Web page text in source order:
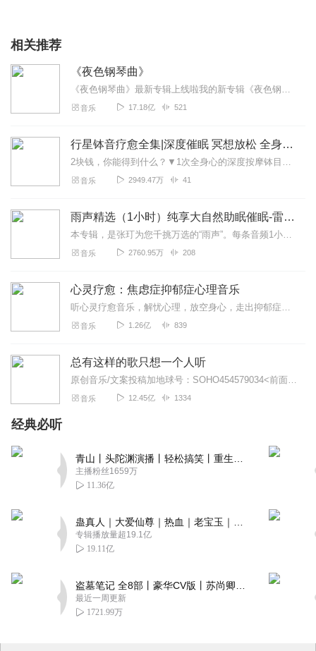
相关推荐
《夜色钢琴曲》
《夜色钢琴曲》最新专辑上线啦我的新专辑《夜色钢琴曲最新专辑》（点击跳转）已经上线，新专辑是《夜色钢琴曲》的升级版，我精选了诸多经典原创作品与大家分享，愿未来...
音乐 17.18亿 521
行星钵音疗愈全集|深度催眠 冥想放松 全身心深度按摩
2块钱，你能得到什么？▼1次全身心的深度按摩钵目前已广泛地被应用于美容Spa和按摩养生馆的疗程中，许多疗愈师使用铜钵在身体上，发现5分钟铜钵按摩的深度放松，效...
音乐 2949.47万 41
雨声精选（1小时）纯享大自然助眠催眠-雷雨声，下雨
本专辑，是张玎为您千挑万选的“雨声”。每条音频1小时，中间没有打扰。有轻柔细雨、淅淅沥沥；雨滴入水，滴答作响；隐隐雷声，隆隆为伴；流水潺潺，映入耳畔。这里没有音...
音乐 2760.95万 208
心灵疗愈：焦虑症抑郁症心理音乐
听心灵疗愈音乐，解忧心理，放空身心，走出抑郁症、焦虑症、恐惧症等情绪困扰。疗愈音乐=心灵养生最有效的聆听建议：步骤一、选择安静的环境，闭目静卧或坐。步骤二、根据...
音乐 1.26亿 839
总有这样的歌只想一个人听
原创音乐/文案投稿加地球号：SOHO454579034<前面英文是大写>带上你的音乐和故事与我们相遇..每一位小伙伴的经历都是我们创作的源头..
音乐 12.45亿 1334
经典必听
主播粉丝1659万
11.36亿
专辑播放量超19.1亿
19.11亿
最近一周更新
1721.99万